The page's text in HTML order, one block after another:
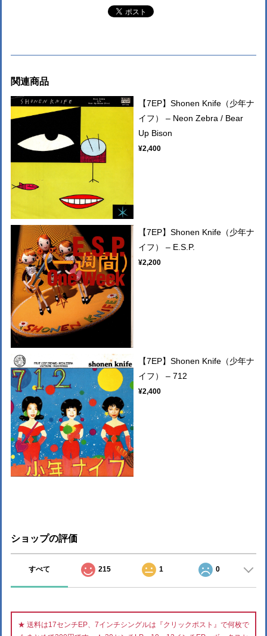
関連商品
【7EP】Shonen Knife（少年ナ
イフ） – Neon Zebra / Bear
Up Bison
¥2,400
【7EP】Shonen Knife（少年ナ
イフ） – E.S.P.
¥2,200
【7EP】Shonen Knife（少年ナ
イフ） – 712
¥2,400
ショップの評価
すべて 215 1 0
★ 送料は17センチEP、7インチシングルは『クリックポスト』で何枚で